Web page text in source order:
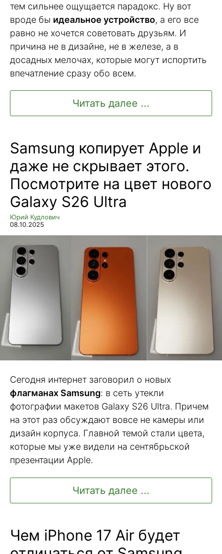
тем сильнее ощущается парадокс. Ну вот
вроде бы идеальное устройство, а его все
равно не хочется советовать друзьям. И
причина не в дизайне, не в железе, а в
досадных мелочах, которые могут испортить
впечатление сразу обо всем.
Читать далее ...
Samsung копирует Apple и
даже не скрывает этого.
Посмотрите на цвет нового
Galaxy S26 Ultra
Юрий Кудлович
08.10.2025
Сегодня интернет заговорил о новых
флагманах Samsung: в сеть утекли
фотографии макетов Galaxy S26 Ultra. Причем
на этот раз обсуждают вовсе не камеры или
дизайн корпуса. Главной темой стали цвета,
которые мы уже видели на сентябрьской
презентации Apple.
Читать далее ...
Чем iPhone 17 Air будет